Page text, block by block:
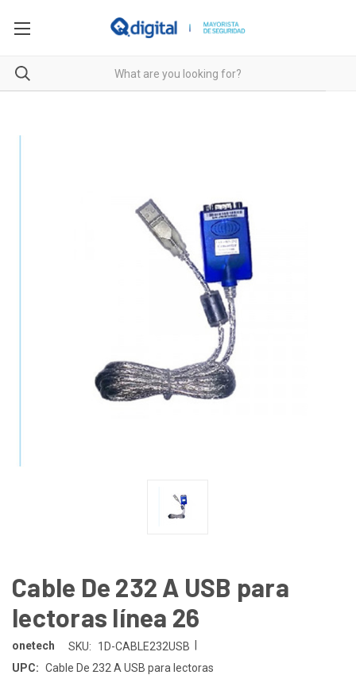
Cable De 232 A USB para
lectoras línea 26
onetech SKU: 1D-CABLE232USB
UPC: Cable De 232 A USB para lectoras